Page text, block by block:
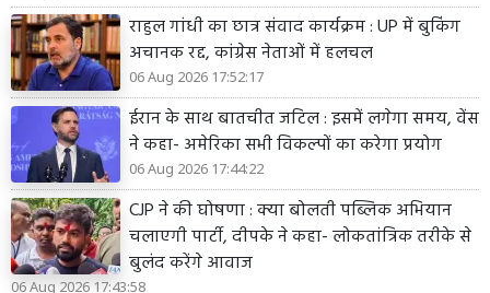
राहुल गांधी का छात्र संवाद कार्यक्रम : UP में बुकिंग
अचानक रद्द, कांग्रेस नेताओं में हलचल
06 Aug 2026 17:52:17
ईरान के साथ बातचीत जटिल : इसमें लगेगा समय, वेंस
ने कहा- अमेरिका सभी विकल्पों का करेगा प्रयोग
06 Aug 2026 17:44:22
CJP ने की घोषणा : क्या बोलती पब्लिक अभियान
चलाएगी पार्टी, दीपके ने कहा- लोकतांत्रिक तरीके से
बुलंद करेंगे आवाज
06 Aug 2026 17:43:58